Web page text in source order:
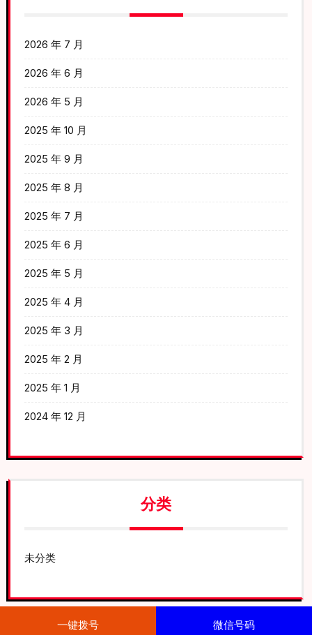
2026 年 7 月
2026 年 6 月
2026 年 5 月
2025 年 10 月
2025 年 9 月
2025 年 8 月
2025 年 7 月
2025 年 6 月
2025 年 5 月
2025 年 4 月
2025 年 3 月
2025 年 2 月
2025 年 1 月
2024 年 12 月
分类
未分类
一键拨号 微信号码